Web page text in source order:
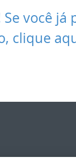
você já
clique